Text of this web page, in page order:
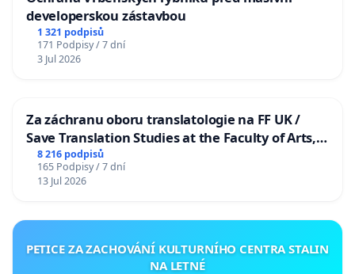
developerskou zástavbou
1 321 podpisů
171 Podpisy / 7 dní
3 Jul 2026
Za záchranu oboru translatologie na FF UK /
Save Translation Studies at the Faculty of Arts,
Charles University
8 216 podpisů
165 Podpisy / 7 dní
13 Jul 2026
PETICE ZA ZACHOVÁNÍ KULTURNÍHO CENTRA STALIN
NA LETNÉ